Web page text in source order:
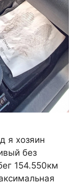
я хозяин
без
154.550км